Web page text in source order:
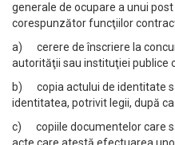
generale de ocupare a unui
corespunzător funcţiilor
a) cerere de înscriere la
autorităţii sau instituţiei publice
b) copia actului de identitate
identitatea, potrivit legii,
c) copiile documentelor care